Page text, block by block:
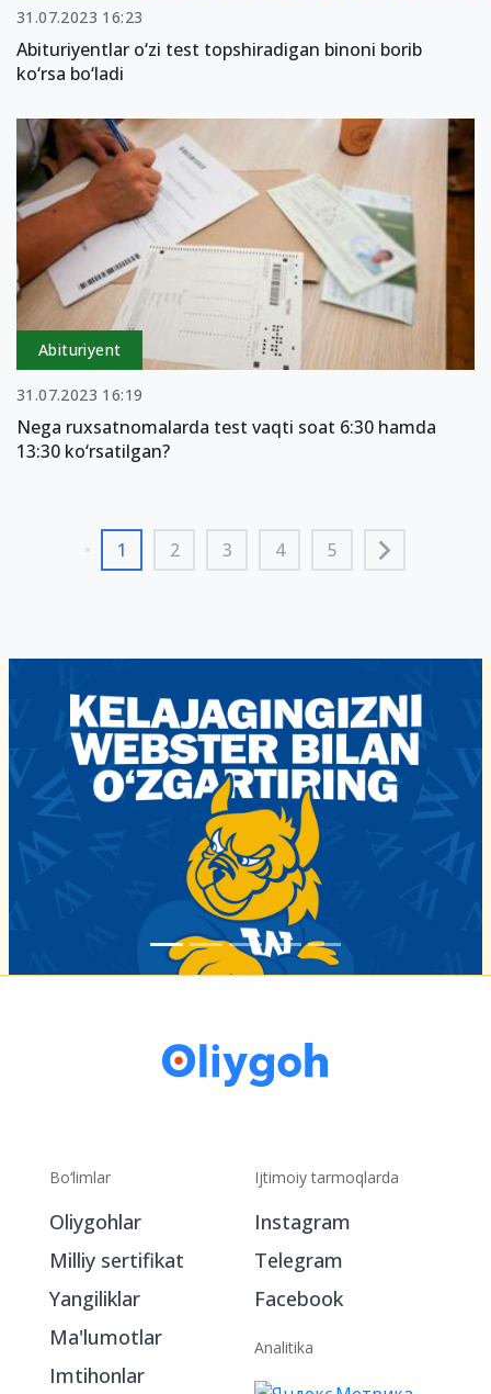
31.07.2023 16:23
Abituriyentlar o‘zi test topshiradigan binoni borib
ko‘rsa bo‘ladi
Abituriyent
31.07.2023 16:19
Nega ruxsatnomalarda test vaqti soat 6:30 hamda
13:30 ko‘rsatilgan?
1 2 3 4 5
Bo‘limlar
Oliygohlar
Milliy sertifikat
Yangiliklar
Ma'lumotlar
Imtihonlar
Ijtimoiy tarmoqlarda
Instagram
Telegram
Facebook
Analitika